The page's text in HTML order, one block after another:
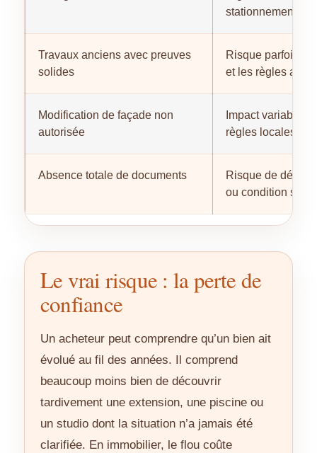
stationnement,
Travaux anciens avec preuves
solides
Risque parfois
et les règles
Modification de façade non
autorisée
Impact variable
règles locales.
Absence totale de documents
Risque de
ou condition
Le vrai risque : la perte de
confiance
Un acheteur peut comprendre qu’un bien ait
évolué au fil des années. Il comprend
beaucoup moins bien de découvrir
tardivement une extension, une piscine ou
un studio dont la situation n’a jamais été
clarifiée. En immobilier, le flou coûte